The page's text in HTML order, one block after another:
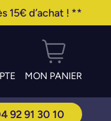
15€ d’achat ! **
MON PANIER
92 91 30 10